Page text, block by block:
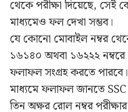
থেকে পরীক্ষা দিয়েছে, সেই
মাধ্যমেও ফল দেখা সম্ভব।
যে কোনো মোবাইল নম্বর থেকে
১৬১৪০ অথবা ১৬২২২
ফলাফল সংগ্রহ করতে
মাধ্যমে ফলাফল জানতে SSC
তিন অক্ষর রোল নম্বর